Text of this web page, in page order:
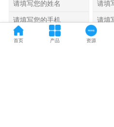
首页 产品 资源